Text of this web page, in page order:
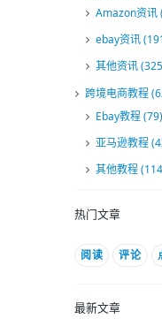
Amazon资讯
ebay资讯
其他资讯
跨境电商教程
Ebay教程(79)
亚马逊教程
其他教程
热门文章
阅读 评论
最新文章